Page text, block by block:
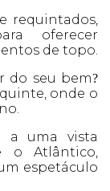
requintados,
oferecer
de topo.
do seu bem?
onde o
a uma vista
o Atlântico,
espetáculo